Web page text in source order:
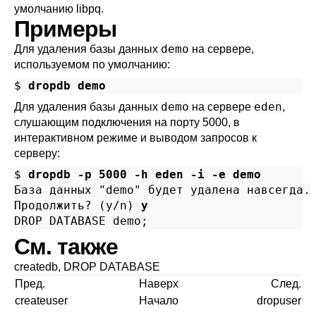
умолчанию libpq.
Примеры
Для удаления базы данных demo на сервере,
используемом по умолчанию:
$ dropdb demo
Для удаления базы данных demo на сервере eden,
слушающим подключения на порту 5000, в
интерактивном режиме и выводом запросов к
серверу:
$ dropdb -p 5000 -h eden -i -e demo
База данных "demo" будет удалена навсегда.
Продолжить? (y/n) y
DROP DATABASE demo;
См. также
createdb, DROP DATABASE
Пред.
Наверх
След.
createuser
Начало dropuser